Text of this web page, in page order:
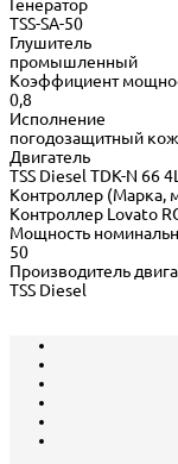
Генератор
TSS-SA-50
Глушитель
промышленный
Коэффициент
0,8
Исполнение
погодозащитный
Двигатель
TSS Diesel TDK-N 66
Контроллер (Марка,
Контроллер Lovato
Мощность
50
Производитель
TSS Diesel